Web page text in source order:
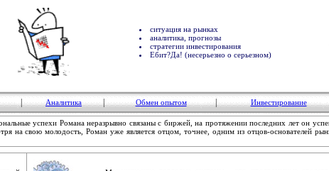
ситуация на рынках
аналитика, прогнозы
стратегии инвестирования
Ебит?Да! (несерьезно о серьезном)
Аналитика Обмен опытом Инвестирование
успехи Романа неразрывно связаны с биржей, на протяжении последних лет он
на свою молодость, Роман уже является отцом, точнее, одним из отцов-основателей